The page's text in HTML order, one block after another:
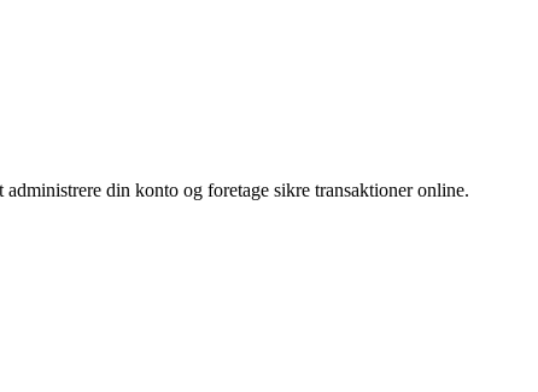
din konto og foretage sikre transaktioner online.